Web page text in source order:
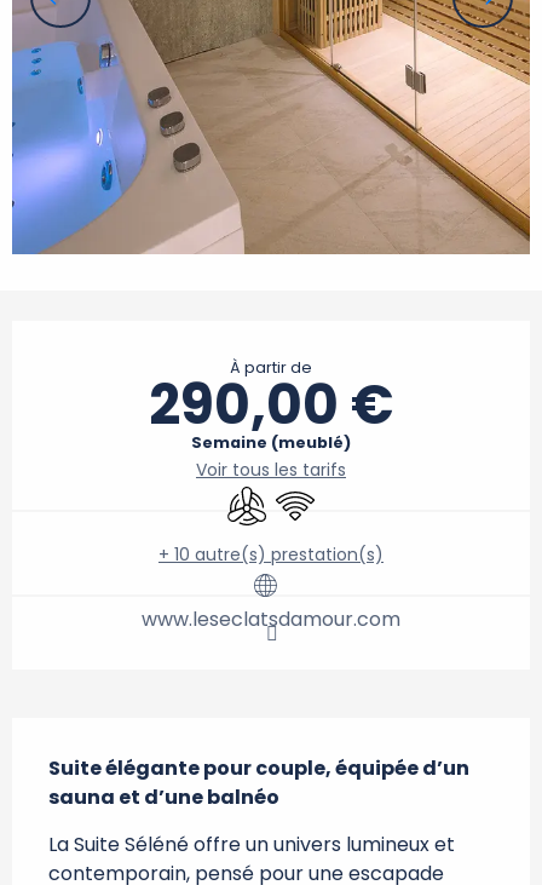
À partir de
290,00 €
Semaine (meublé)
Voir tous les tarifs
Air conditionné
WiFi
+ 10 autre(s) prestation(s)
www.leseclatsdamour.com
Suite élégante pour couple, équipée d’un
sauna et d’une balnéo
La Suite Séléné offre un univers lumineux et
contemporain, pensé pour une escapade